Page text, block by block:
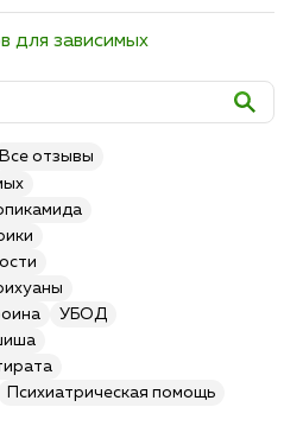
для зависимых
Все отзывы
УБОД
Психиатрическая помощь